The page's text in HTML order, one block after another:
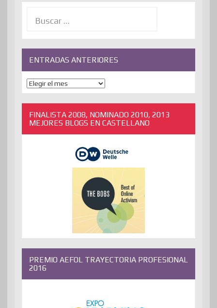
ENTRADAS ANTERIORES
ENTRADAS
ANTERIORES
FINALISTA 2008, NOMINADO 2010, 2013
MEJORES BLOGS EN CASTELLANO
PREMIO AEFOL TRAYECTORIA PROFESIONAL
2016